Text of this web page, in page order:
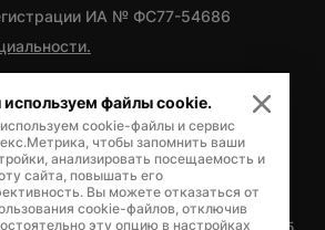
ИА № ФС77-54686
А.Л. Поздеев
внутренней политики Ямало-
округа
файлы cookie.
cookie-файлы и сервис
чтобы запомнить ваши
анализировать посещаемость и
сайта, повышать его
Вы можете отказаться от
cookie-файлов, отключив
эту опцию в настройках